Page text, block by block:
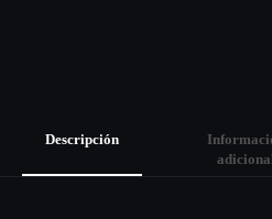
Descripción
adicional